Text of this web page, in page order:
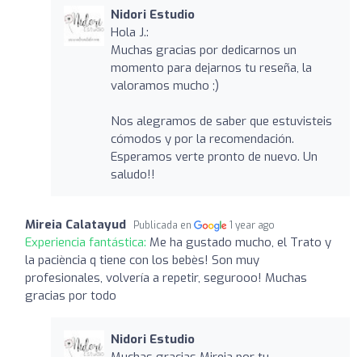
Nidori Estudio
Hola J.:
Muchas gracias por dedicarnos un
momento para dejarnos tu reseña, la
valoramos mucho ;)
Nos alegramos de saber que estuvisteis
cómodos y por la recomendación.
Esperamos verte pronto de nuevo. Un
saludo!!
Mireia Calatayud Publicada en 1 year ago
Experiencia fantástica: Me ha gustado mucho, el Trato y
la paciència q tiene con los bebès! Son muy
profesionales, volvería a repetir, segurooo! Muchas
gracias por todo
Nidori Estudio